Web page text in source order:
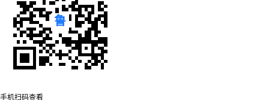
手机扫码查看